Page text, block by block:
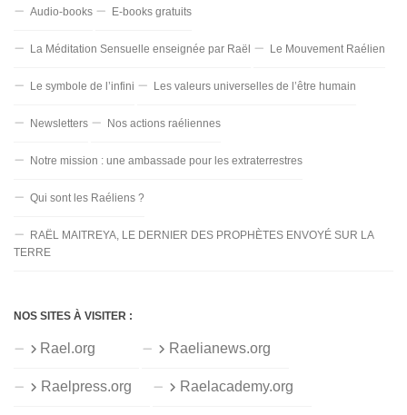
Audio-books E-books gratuits
La Méditation Sensuelle enseignée par Raël Le Mouvement Raélien
Le symbole de l’infini Les valeurs universelles de l’être humain
Newsletters Nos actions raéliennes
Notre mission : une ambassade pour les extraterrestres
Qui sont les Raéliens ?
RAËL MAITREYA, LE DERNIER DES PROPHÈTES ENVOYÉ SUR LA
TERRE
NOS SITES À VISITER :
Rael.org Raelianews.org
Raelpress.org Raelacademy.org